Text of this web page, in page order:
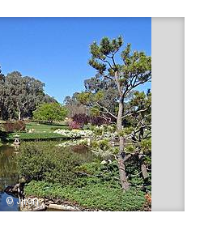
© Jjron